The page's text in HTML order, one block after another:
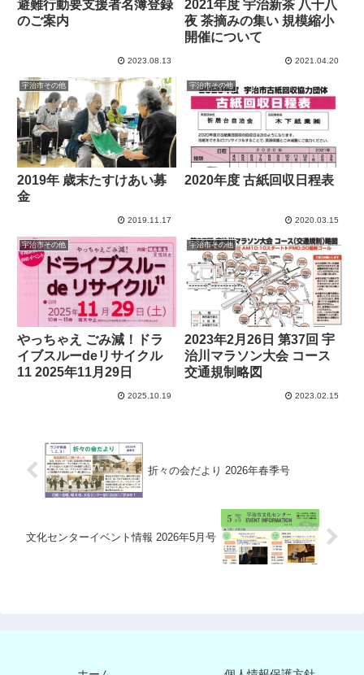
避難行動要支援者名簿登録
のご案内
2023.08.13
2021年度 宇治新茶 八十八
夜 茶摘みの集い 規模縮小
開催について
2021.04.20
宇治市その他
2019年 歳末たすけあい募
金
2019.11.17
宇治市その他
2020年度 古紙回収日程表
2020.03.15
宇治市その他
やっちゃえ ごみ減！ドラ
イブスルーdeリサイクル
11 2025年11月29日
2025.10.19
宇治市その他
2023年2月26日 第37回 宇
治川マラソン大会 コース
交通規制略図
2023.02.15
折々の会だより 2026年春季号
文化センターイベント情報 2026年5月号